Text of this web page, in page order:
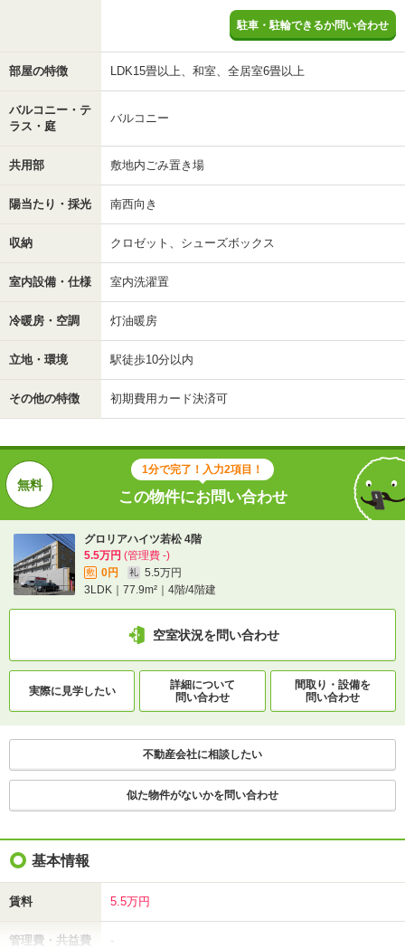
駐車・駐輪できるか問い合わせ
部屋の特徴 LDK15畳以上、和室、全居室6畳以上
バルコニー・テ
ラス・庭
バルコニー
共用部 敷地内ごみ置き場
陽当たり・採光 南西向き
収納 クロゼット、シューズボックス
室内設備・仕様 室内洗濯置
冷暖房・空調 灯油暖房
立地・環境 駅徒歩10分以内
その他の特徴 初期費用カード決済可
1分で完了！入力2項目！
この物件にお問い合わせ
グロリアハイツ若松 4階
5.5万円 (管理費 -)
敷 0円 礼
5.5万円
3LDK｜77.9m²｜4階/4階建
空室状況を問い合わせ
実際に見学したい
詳細について
問い合わせ
間取り・設備を
問い合わせ
不動産会社に相談したい
似た物件がないかを問い合わせ
基本情報
賃料 5.5万円
管理費・共益費 -